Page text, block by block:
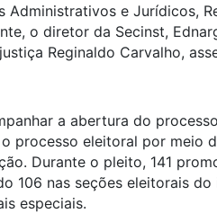
Administrativos e Jurídicos,
o diretor da Secinst,
Reginaldo Carvalho,
a abertura do
processo eleitoral por meio
Durante o pleito, 141
106 nas seções eleitorais
especiais.